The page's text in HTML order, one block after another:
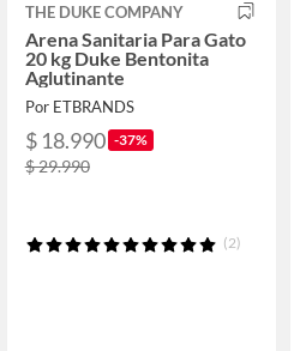
THE DUKE COMPANY
Arena Sanitaria Para Gato
20 kg Duke Bentonita
Aglutinante
Por ETBRANDS
$ 18.990 -37%
$ 29.990
(2)